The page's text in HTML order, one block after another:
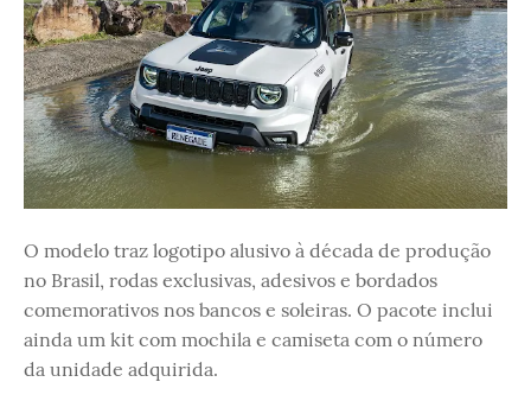
O modelo traz logotipo alusivo à década de produção
no Brasil, rodas exclusivas, adesivos e bordados
comemorativos nos bancos e soleiras. O pacote inclui
ainda um kit com mochila e camiseta com o número
da unidade adquirida.